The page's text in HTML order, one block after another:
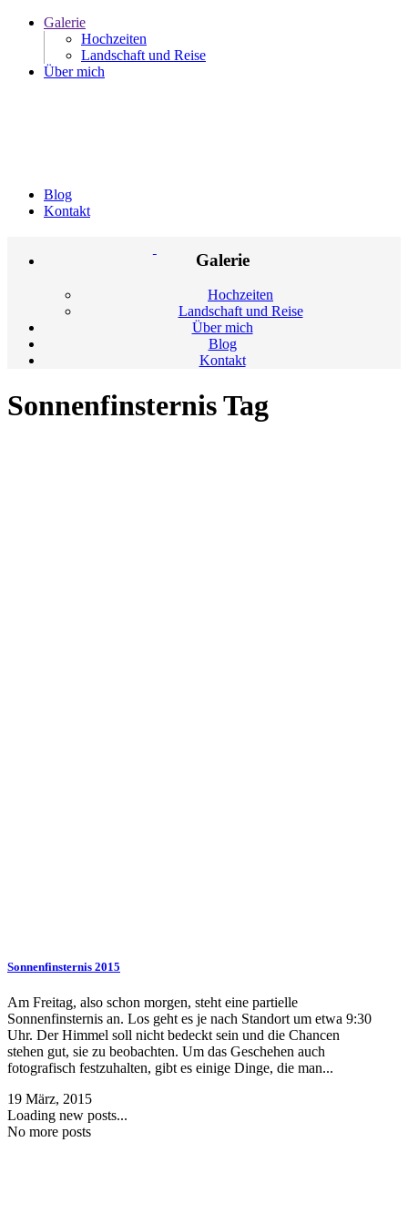
Galerie
Hochzeiten
Landschaft und Reise
Über mich
Blog
Kontakt
Galerie
Hochzeiten
Landschaft und Reise
Über mich
Blog
Kontakt
Sonnenfinsternis Tag
Sonnenfinsternis 2015
Am Freitag, also schon morgen, steht eine partielle
Sonnenfinsternis an. Los geht es je nach Standort um etwa 9:30
Uhr. Der Himmel soll nicht bedeckt sein und die Chancen
stehen gut, sie zu beobachten. Um das Geschehen auch
fotografisch festzuhalten, gibt es einige Dinge, die man...
19 März, 2015
Loading new posts...
No more posts